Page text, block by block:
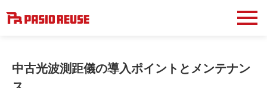
中古光波測距儀の導入ポイントとメンテナン